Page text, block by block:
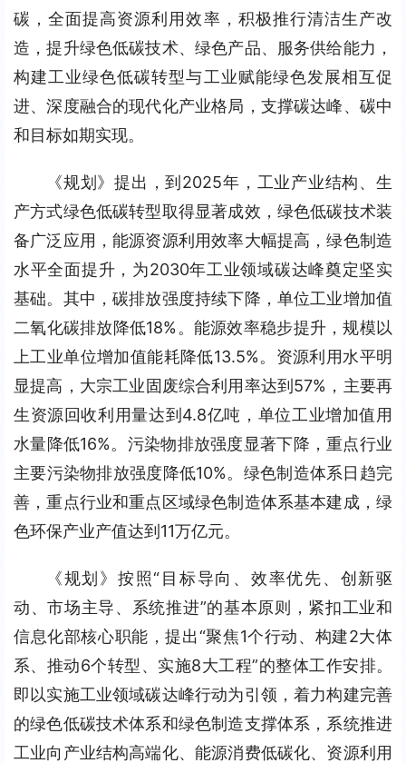
碳，全面提高资源利用效率，积极推行清洁生产改
造，提升绿色低碳技术、绿色产品、服务供给能力，
构建工业绿色低碳转型与工业赋能绿色发展相互促
进、深度融合的现代化产业格局，支撑碳达峰、碳中
和目标如期实现。
《规划》提出，到2025年，工业产业结构、生
产方式绿色低碳转型取得显著成效，绿色低碳技术装
备广泛应用，能源资源利用效率大幅提高，绿色制造
水平全面提升，为2030年工业领域碳达峰奠定坚实
基础。其中，碳排放强度持续下降，单位工业增加值
二氧化碳排放降低18%。能源效率稳步提升，规模以
上工业单位增加值能耗降低13.5%。资源利用水平明
显提高，大宗工业固废综合利用率达到57%，主要再
生资源回收利用量达到4.8亿吨，单位工业增加值用
水量降低16%。污染物排放强度显著下降，重点行业
主要污染物排放强度降低10%。绿色制造体系日趋完
善，重点行业和重点区域绿色制造体系基本建成，绿
色环保产业产值达到11万亿元。
《规划》按照“目标导向、效率优先、创新驱
动、市场主导、系统推进”的基本原则，紧扣工业和
信息化部核心职能，提出“聚焦1个行动、构建2大体
系、推动6个转型、实施8大工程”的整体工作安排。
即以实施工业领域碳达峰行动为引领，着力构建完善
的绿色低碳技术体系和绿色制造支撑体系，系统推进
工业向产业结构高端化、能源消费低碳化、资源利用